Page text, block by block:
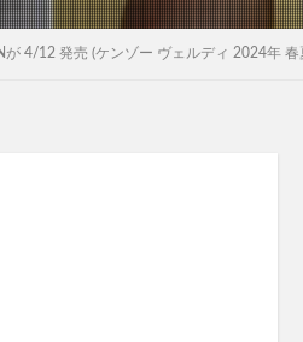
が 4/12 発売 (ケンゾー ヴェルディ 2024年